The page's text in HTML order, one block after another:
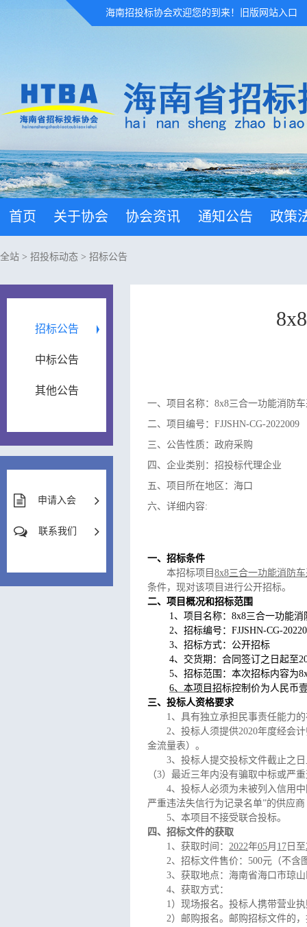
海南招投标协会欢迎您的到来！ 旧版网站入口
首页 关于协会 协会资讯 通知公告 政策
全站 > 招投标动态 > 招标公告
招标公告
中标公告
其他公告
申请入会
联系我们
一、项目名称：8x8三合一功能消防
二、项目编号：FJJSHN-CG-2022009
三、公告性质：政府采购
四、企业类别：招投标代理企业
五、项目所在地区：海口
六、详细内容:
一、招标条件
本招标项目 8x8三合一功能消防
条件，现对该项目进行公开招标。
二、项目概况和招标范围
1、项目名称：8x8三合一功能
2、招标编号：FJJSHN-CG-
3、招标方式：公开招标
4、交货期：合同签订之日起至
5、招标范围：本次招标内容为
6、本项目招标控制价为人民币
三、投标人资格要求
1、具有独立承担民事责任能力
2、投标人须提供2020年度经会
金流量表）。
3、投标人提交投标文件截止之
（3）最近三年内没有骗取中标或严
4、投标人必须为未被列入信用中
严重违法失信行为记录名单”的供应
5、本项目不接受联合投标。
四、招标文件的获取
1、获取时间： 2022年05月 17 日至
2、招标文件售价：500元（不含
3、获取地点：海南省海口市琼
4、获取方式：
1）现场报名。投标人携带营业
2）
邮购报名。邮购招标文件的